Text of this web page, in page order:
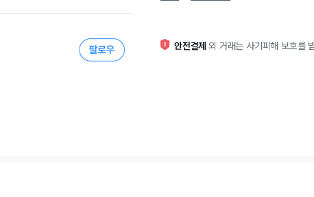
안전결제 외 거래는 사기피해 보호를